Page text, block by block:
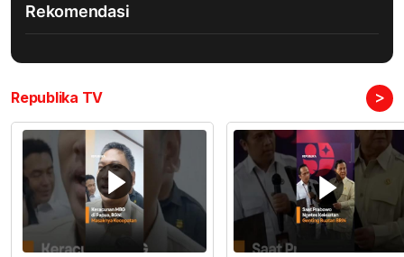
Rekomendasi
Republika TV >